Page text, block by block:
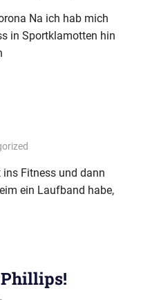
Na ich hab mich
in Sportklamotten hin
Fitness und dann
ein Laufband habe,